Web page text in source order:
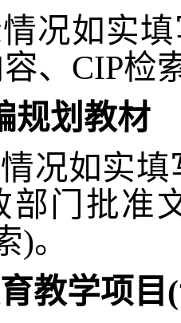
况如实
、CIP检
规划教材
况如实
部门批准
)。
教学项目 (